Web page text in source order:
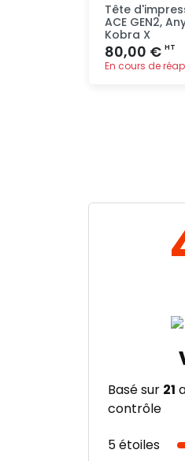
Tête
ACE GEN2,
Kobra X
80,00 € HT
En cours de
Basé sur 21
contrôle
5 étoiles